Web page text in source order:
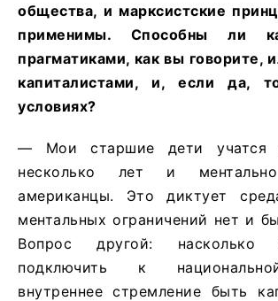
общества, и марксистские
применимы. Способны ли
прагматиками, как вы говорите,
капиталистами, и, если да,
условиях?
— Мои старшие дети
несколько лет и
американцы. Это диктует
ментальных ограничений нет и
Вопрос другой:
подключить к
внутреннее стремление быть